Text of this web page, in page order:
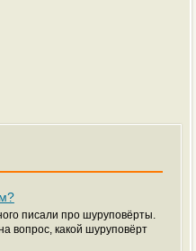
писали про шуруповёрты.
вопрос, какой шуруповёрт